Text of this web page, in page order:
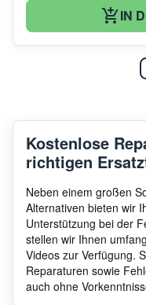
IN
Kostenlose
richtigen
Neben einem großen
Alternativen bieten wir
Unterstützung bei der
stellen wir Ihnen
Videos zur Verfügung.
Reparaturen sowie
auch ohne